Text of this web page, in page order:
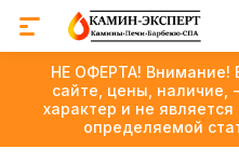
НЕ ОФЕРТА! Внимание!
сайте, цены, наличие,
характер и не
определяемой